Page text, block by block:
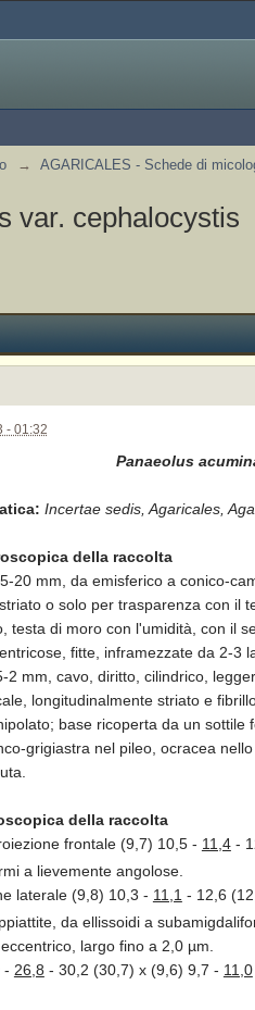
→ AGARICALES - Schede di
var. cephalocystis
- 01:32
Panaeolus
Incertae sedis, Agaricales,
della raccolta
20 mm, da emisferico a conico-
o solo per trasparenza con il
testa di moro con l'umidità, con il
fitte, inframezzate da 2-3
2 mm, cavo, diritto, cilindrico,
longitudinalmente striato e
base ricoperta da un sottile
grigiastra nel pileo, ocracea
della raccolta
frontale (9,7) 10,5 - 11,4-
a lievemente angolose.
laterale (9,8) 10,3 - 11,1 - 12,6
da ellissoidi a
largo fino a 2,0 µm.
- 26,8 - 30,2 (30,7) x (9,6) 9,7 - 11,0